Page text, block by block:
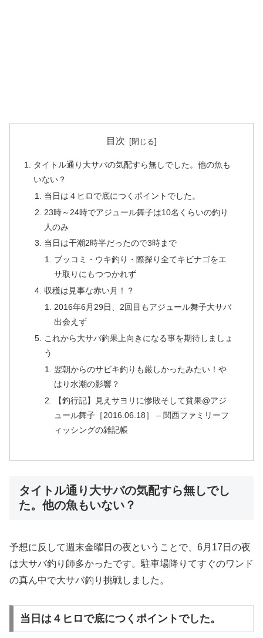
目次
タイトル通り大サバの気配すら無しでした。他の魚も
いない？
当日は４ヒロで底につくポイントでした。
23時～24時でアジュール舞子は10名くらいの釣り
人のみ
当日は干潮2時半だったので3時まで
ブッコミ・ウキ釣り・際探り全てキビナゴをエ
サ取りにもつつかれず
収穫は見事な赤い月！？
2016年6月29日、2回目もアジュール舞子大サバ
出会えず
これから大サバ釣果上向きになる事を期待しましょ
う
翌朝からのサビキ釣りも厳しかったみたい！や
はり水潮の影響？
【釣行記】見えサヨリに惨敗そして貧果@アジ
ュール舞子［2016.06.18］ – 関西ファミリーフ
ィッシングの雑記帳
タイトル通り大サバの気配すら無しでし
た。他の魚もいない？
予想に反して週末金曜日の夜ということで、6月17日の夜
は大サバ釣り師多かったです。駐車場降りてすぐのワンド
の真ん中で大サバ釣り挑戦しました。
当日は４ヒロで底につくポイントでした。